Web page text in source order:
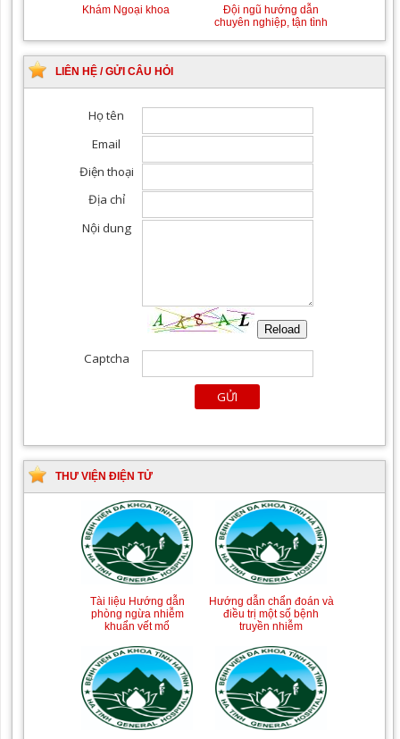
Khám Ngoại khoa
Đội ngũ hướng dẫn
chuyên nghiệp, tận tình
LIÊN HỆ / GỬI CÂU HỎI
THƯ VIỆN ĐIỆN TỬ
Tài liệu Hướng dẫn
phòng ngừa nhiễm
khuẩn vết mổ
Hướng dẫn chẩn đoán và
điều trị một số bệnh
truyền nhiễm